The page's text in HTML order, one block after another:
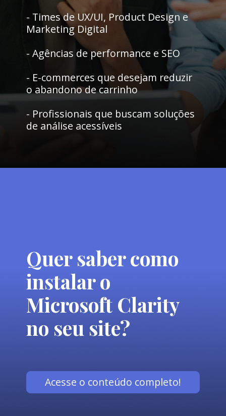
- Times de UX/UI, Product Design e
Marketing Digital
- Agências de performance e SEO
- E-commerces que desejam reduzir
o abandono de carrinho
- Profissionais que buscam soluções
de análise acessíveis
Quer saber como
instalar o
Microsoft Clarity
no seu site?
Acesse o conteúdo completo!